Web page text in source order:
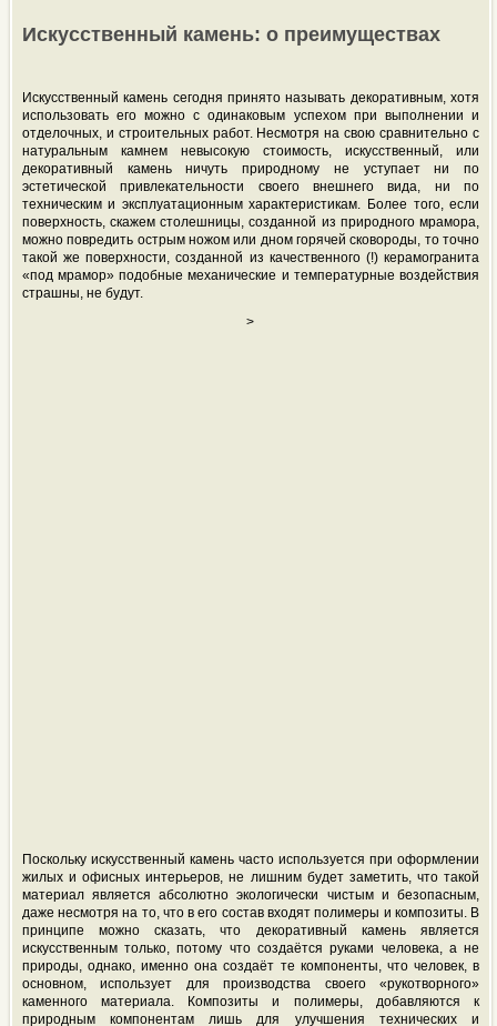
Искусственный камень: о преимуществах
Искусственный камень сегодня принято называть декоративным, хотя
использовать его можно с одинаковым успехом при выполнении и
отделочных, и строительных работ. Несмотря на свою сравнительно с
натуральным камнем невысокую стоимость, искусственный, или
декоративный камень ничуть природному не уступает ни по
эстетической привлекательности своего внешнего вида, ни по
техническим и эксплуатационным характеристикам. Более того, если
поверхность, скажем столешницы, созданной из природного мрамора,
можно повредить острым ножом или дном горячей сковороды, то точно
такой же поверхности, созданной из качественного (!) керамогранита
«под мрамор» подобные механические и температурные воздействия
страшны, не будут.
>
Поскольку искусственный камень часто используется при оформлении
жилых и офисных интерьеров, не лишним будет заметить, что такой
материал является абсолютно экологически чистым и безопасным,
даже несмотря на то, что в его состав входят полимеры и композиты. В
принципе можно сказать, что декоративный камень является
искусственным только, потому что создаётся руками человека, а не
природы, однако, именно она создаёт те компоненты, что человек, в
основном, использует для производства своего «рукотворного»
каменного материала. Композиты и полимеры, добавляются к
природным компонентам лишь для улучшения технических и